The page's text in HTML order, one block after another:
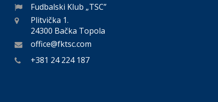
Fudbalski Klub „TSC”
Plitvička 1.
24300 Bačka Topola
office@fktsc.com
+381 24 224 187